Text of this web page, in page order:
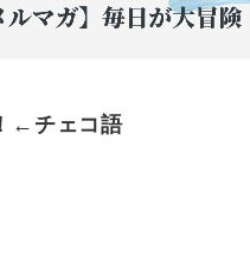
←チェコ語